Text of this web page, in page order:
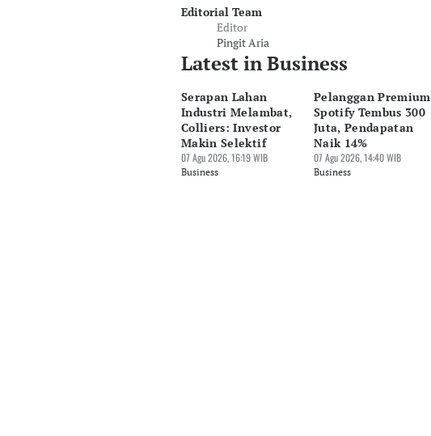
Editorial Team
Editor
Pingit Aria
Latest in Business
Serapan Lahan
Industri Melambat,
Colliers: Investor
Makin Selektif
07 Agu 2026, 16:19 WIB
Business
Pelanggan Premium
Spotify Tembus 300
Juta, Pendapatan
Naik 14%
07 Agu 2026, 14:40 WIB
Business